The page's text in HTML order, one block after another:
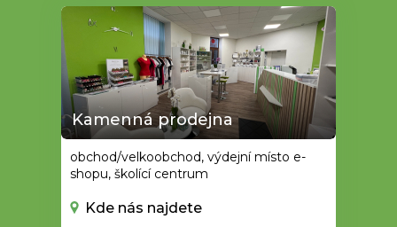
Kamenná prodejna
obchod/velkoobchod, výdejní místo e-
shopu, školící centrum
Kde nás najdete